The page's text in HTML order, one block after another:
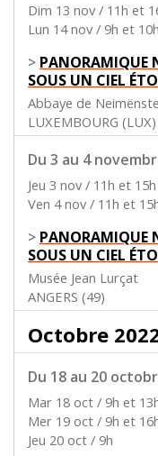
Dim 13 nov / 11h et
Lun 14 nov / 9h et
> PANORAMIQUE
SOUS UN CIEL
Abbaye de
LUXEMBOURG (LUX)
Du 3 au 4
Jeu 3 nov / 11h et 15h
Ven 4 nov / 11h et
> PANORAMIQUE
SOUS UN CIEL
Musée Jean Lurçat
ANGERS (49)
Octobre
Du 18 au 20
Mar 18 oct / 9h et
Mer 19 oct / 9h et
Jeu 20 oct / 9h